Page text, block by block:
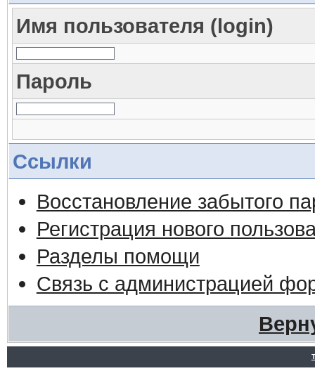
Имя пользователя (login)
Пароль
Ссылки
Восстановление забытого
Регистрация нового
Разделы помощи
Связь с администрацией